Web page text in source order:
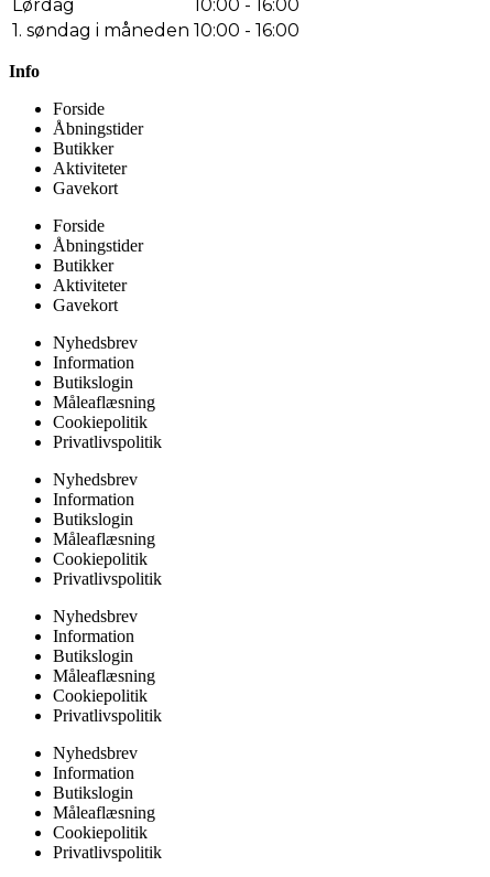
Lørdag
10:00 - 16:00
1. søndag i måneden 10:00 - 16:00
Info
Forside
Åbningstider
Butikker
Aktiviteter
Gavekort
Forside
Åbningstider
Butikker
Aktiviteter
Gavekort
Nyhedsbrev
Information
Butikslogin
Måleaflæsning
Cookiepolitik
Privatlivspolitik
Nyhedsbrev
Information
Butikslogin
Måleaflæsning
Cookiepolitik
Privatlivspolitik
Nyhedsbrev
Information
Butikslogin
Måleaflæsning
Cookiepolitik
Privatlivspolitik
Nyhedsbrev
Information
Butikslogin
Måleaflæsning
Cookiepolitik
Privatlivspolitik